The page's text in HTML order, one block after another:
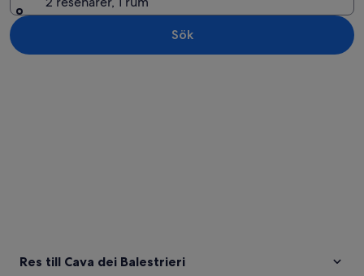
Sök
Res till Cava dei Balestrieri